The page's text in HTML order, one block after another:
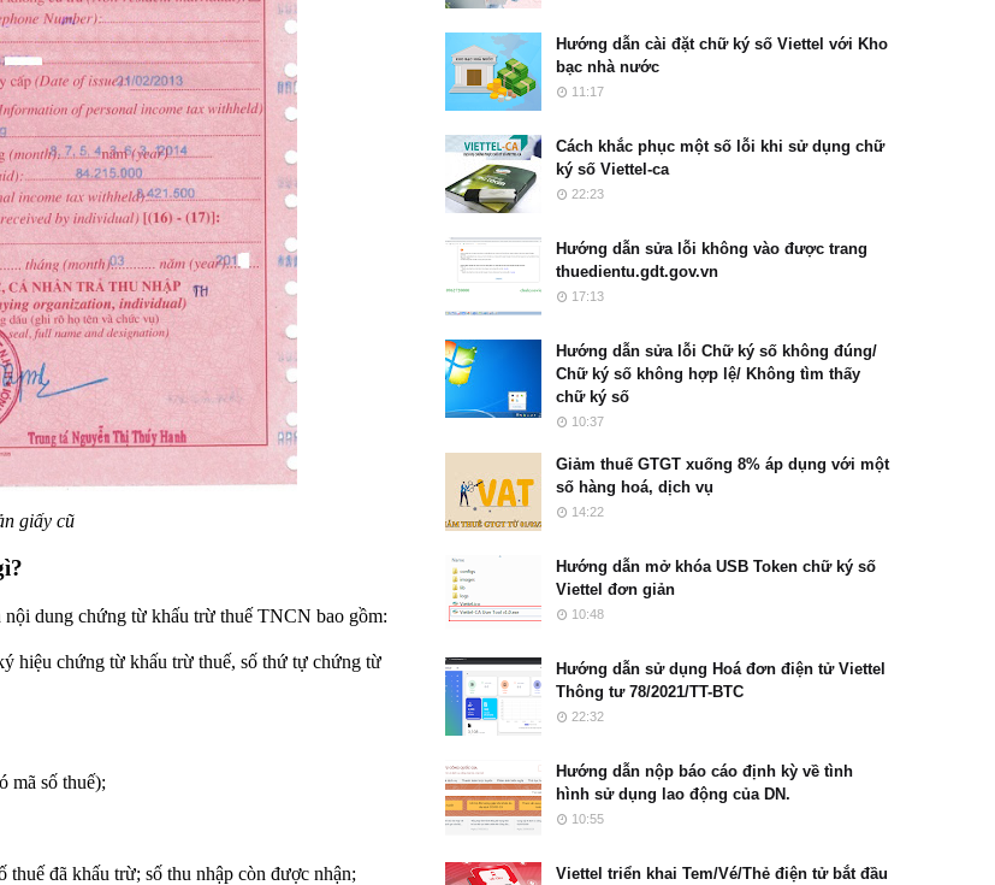
giấy cũ
dung chứng từ khấu trừ thuế TNCN bao gồm:
hiệu chứng từ khấu trừ thuế, số thứ tự chứng từ
mã số thuế);
đã khấu trừ; số thu nhập còn được nhận;
Hướng dẫn cài đặt chữ ký số Viettel với Kho
bạc nhà nước
11:17
Cách khắc phục một số lỗi khi sử dụng chữ
ký số Viettel-ca
22:23
Hướng dẫn sửa lỗi không vào được trang
thuedientu.gdt.gov.vn
17:13
Hướng dẫn sửa lỗi Chữ ký số không đúng/
Chữ ký số không hợp lệ/ Không tìm thấy
chữ ký số
10:37
Giảm thuế GTGT xuống 8% áp dụng với một
số hàng hoá, dịch vụ
14:22
Hướng dẫn mở khóa USB Token chữ ký số
Viettel đơn giản
10:48
Hướng dẫn sử dụng Hoá đơn điện tử Viettel
Thông tư 78/2021/TT-BTC
22:32
Hướng dẫn nộp báo cáo định kỳ về tình
hình sử dụng lao động của DN.
10:55
Viettel triển khai Tem/Vé/Thẻ điện tử bắt đầu